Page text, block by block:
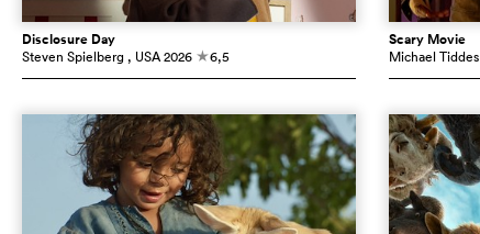
Disclosure Day
Steven Spielberg , USA2026 c6,5
Scary Movie
Michael Tiddes